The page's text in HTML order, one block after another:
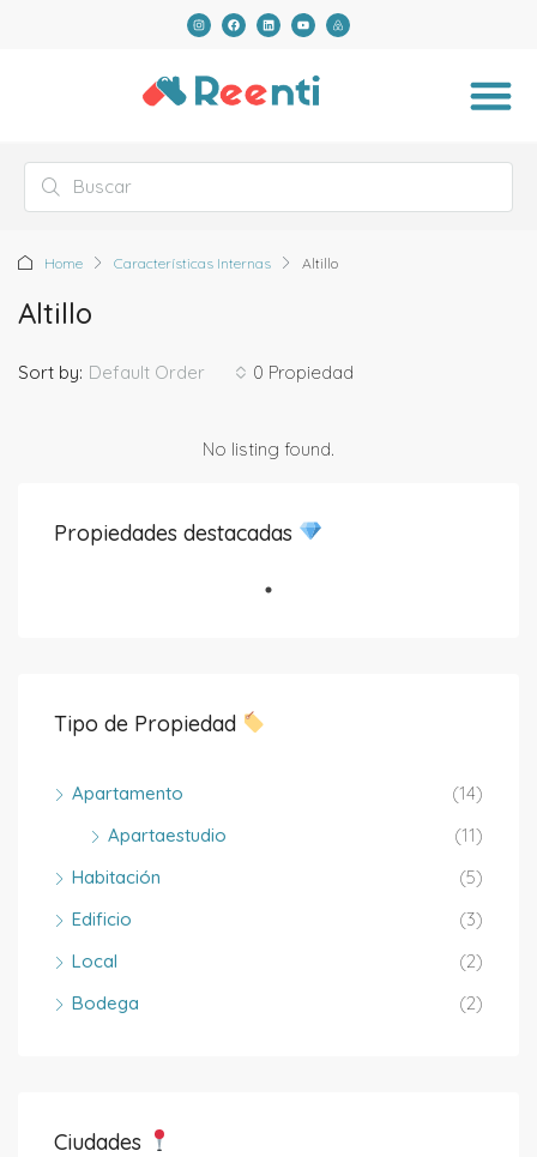
Home Características Internas Altillo
Altillo
0 Propiedad
Sort by: Default Order
No listing found.
Propiedades destacadas
Tipo de Propiedad
Apartamento
(14)
Apartaestudio
(11)
Habitación
(5)
Edificio
(3)
Local
(2)
Bodega
(2)
Ciudades